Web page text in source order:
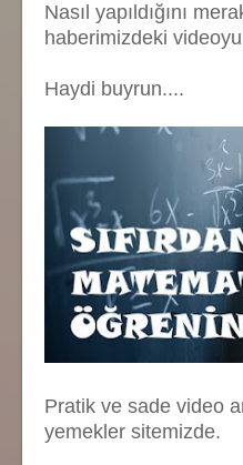
Nasıl yapıldığını
haberimizdeki
Haydi buyrun....
Pratik ve sade video
yemekler sitemizde.